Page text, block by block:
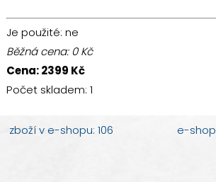
Je použité: ne
Běžná cena: 0Kč
Cena:2399 Kč
Počet skladem: 1
zboží v e-shopu: 106 e-shop